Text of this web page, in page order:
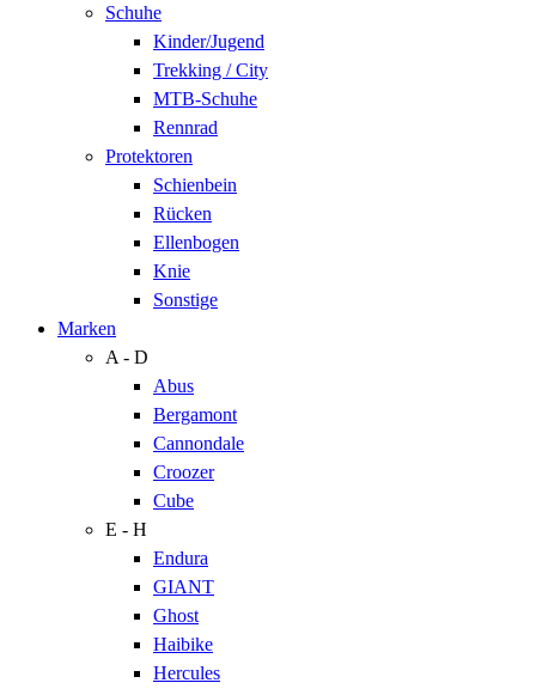
Schuhe
Kinder/Jugend
Trekking / City
MTB-Schuhe
Rennrad
Protektoren
Schienbein
Rücken
Ellenbogen
Knie
Sonstige
Marken
A - D
Abus
Bergamont
Cannondale
Croozer
Cube
E - H
Endura
GIANT
Ghost
Haibike
Hercules